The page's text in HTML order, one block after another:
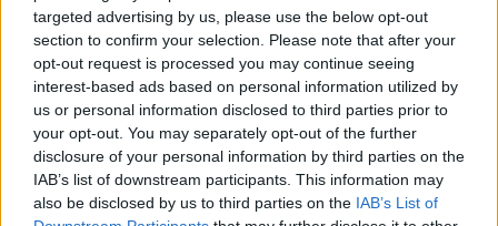
targeted advertising by us, please use the below opt-out
section to confirm your selection. Please note that after your
opt-out request is processed you may continue seeing
interest-based ads based on personal information utilized by
us or personal information disclosed to third parties prior to
your opt-out. You may separately opt-out of the further
disclosure of your personal information by third parties on the
IAB’s list of downstream participants. This information may
also be disclosed by us to third parties on the IAB’s List of
PREČÍTAJTE SI TIEŽ
Ako odstrániť plesne v interiéri,
ako predchádzať ich vzniku a aké
prípravky na odstránenie plesní